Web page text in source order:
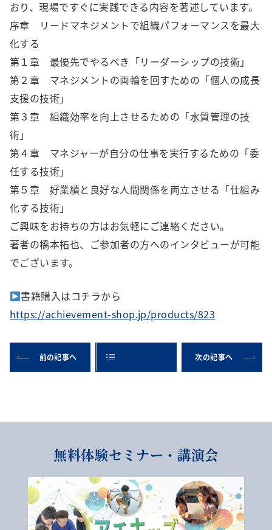
おり、現場ですぐに実践できる内容を著述しています。
序章 リードマネジメントで組織パフォーマンスを最大
化する
第１章 最優先でやるべき「リーダーシップの技術」
第２章 マネジメントの両輪を回すための「個人の成長
支援の技術」
第３章 組織効率を向上させるための「水質管理の技
術」
第４章 マネジャーが自分の仕事を実行するための「委
任する技術」
第５章 好業績と良好な人間関係を両立させる「仕組み
化する技術」
ご興味をお持ちの方はお気軽にご連絡ください。
著者の橋本拓也、ご参加者の方へのインタビューが可能
でございます。
書籍購入はコチラから
https://achievement-shop.jp/products/823
前の記事へ 次の記事へ
無料体験セミナー・講演会